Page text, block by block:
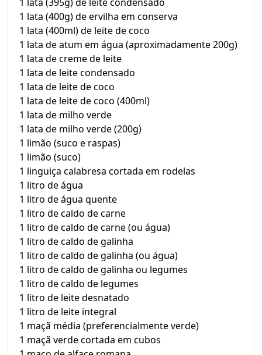
1 lata (400g) de ervilha em conserva
1 lata (400ml) de leite de coco
1 lata de atum em água (aproximadamente 200g)
1 lata de creme de leite
1 lata de leite condensado
1 lata de leite de coco
1 lata de leite de coco (400ml)
1 lata de milho verde
1 lata de milho verde (200g)
1 limão (suco e raspas)
1 limão (suco)
1 linguiça calabresa cortada em rodelas
1 litro de água
1 litro de água quente
1 litro de caldo de carne
1 litro de caldo de carne (ou água)
1 litro de caldo de galinha
1 litro de caldo de galinha (ou água)
1 litro de caldo de galinha ou legumes
1 litro de caldo de legumes
1 litro de leite desnatado
1 litro de leite integral
1 maçã média (preferencialmente verde)
1 maçã verde cortada em cubos